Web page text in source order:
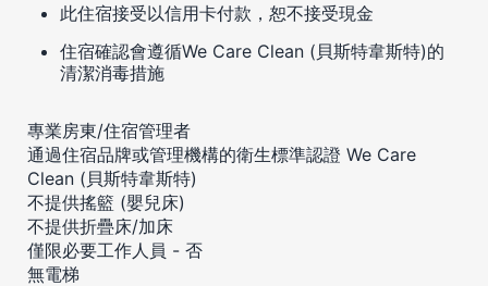
此住宿接受以信用卡付款，恕不接受現金
住宿確認會遵循We Care Clean (貝斯特韋斯特)的
清潔消毒措施
專業房東/住宿管理者
通過住宿品牌或管理機構的衛生標準認證 We Care
Clean (貝斯特韋斯特)
不提供搖籃 (嬰兒床)
不提供折疊床/加床
僅限必要工作人員 - 否
無電梯